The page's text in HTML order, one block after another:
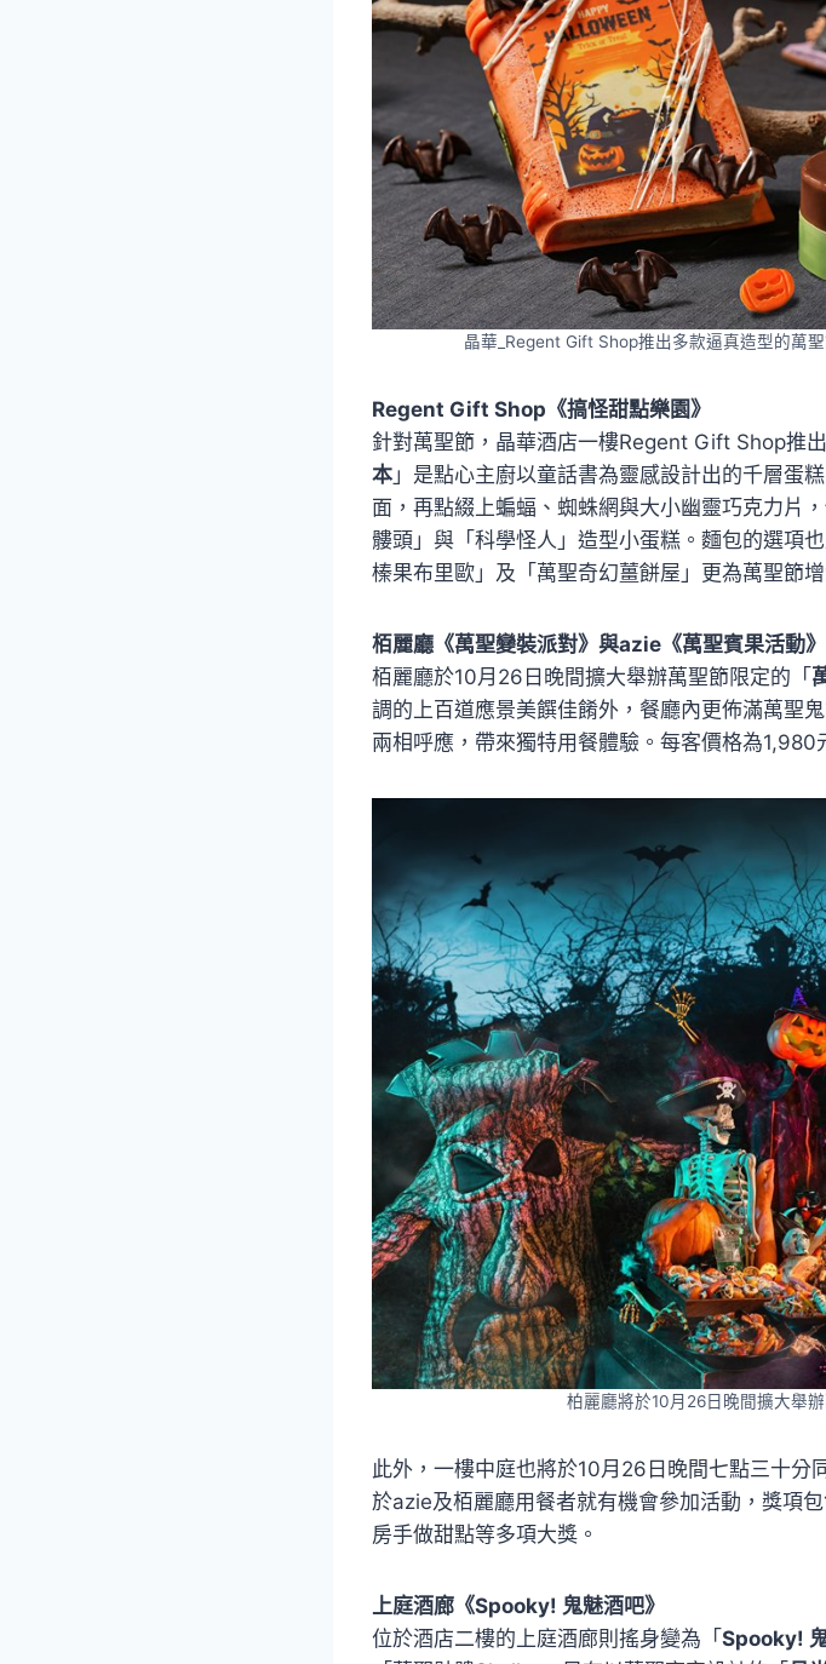
晶華_Regent Gift Shop推出多款逼真造型的萬
Regent Gift Shop《搞怪甜點樂園》
針對萬聖節，晶華酒店一樓Regent Gift Shop推
本 」是點心主廚以童話書為靈感設計出的千層蛋
面，再點綴上蝙蝠、蜘蛛網與大小幽靈巧克力片
髏頭」與「科學怪人」造型小蛋糕。麵包的選項
榛果布里歐」及「萬聖奇幻薑餅屋」更為萬聖節
栢麗廳《萬聖變裝派對》與azie《萬聖賓果活動》
栢麗廳於10月26日晚間擴大舉辦萬聖節限定的「
調的上百道應景美饌佳餚外，餐廳內更佈滿萬聖
兩相呼應，帶來獨特用餐體驗。每客價格為1,980
柏麗廳將於10月26日晚間擴大舉
此外，一樓中庭也將於10月26日晚間七點三十分
於azie及栢麗廳用餐者就有機會參加活動，獎項
房手做甜點等多項大獎。
上庭酒廊《Spooky! 鬼魅酒吧》
位於酒店二樓的上庭酒廊則搖身變為「 Spooky!